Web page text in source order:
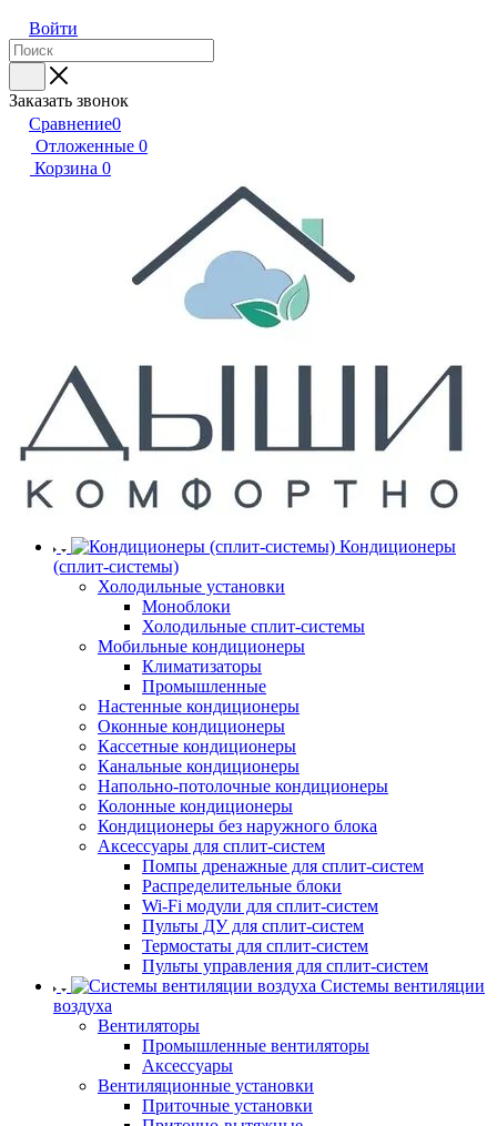
Войти
Заказать звонок
Сравнение0
Отложенные 0
Корзина 0
Кондиционеры
(сплит-системы)
Холодильные установки
Моноблоки
Холодильные сплит-системы
Мобильные кондиционеры
Климатизаторы
Промышленные
Настенные кондиционеры
Оконные кондиционеры
Кассетные кондиционеры
Канальные кондиционеры
Напольно-потолочные кондиционеры
Колонные кондиционеры
Кондиционеры без наружного блока
Аксессуары для сплит-систем
Помпы дренажные для сплит-систем
Распределительные блоки
Wi-Fi модули для сплит-систем
Пульты ДУ для сплит-систем
Термостаты для сплит-систем
Пульты управления для сплит-систем
Системы вентиляции
воздуха
Вентиляторы
Промышленные вентиляторы
Аксессуары
Вентиляционные установки
Приточные установки